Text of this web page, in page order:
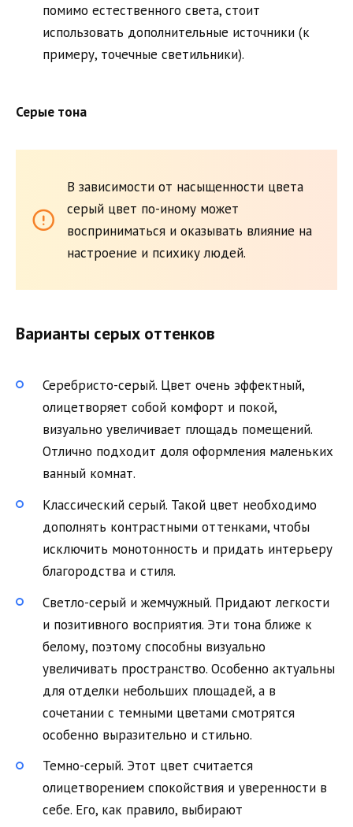
помимо естественного света, стоит
использовать дополнительные источники (к
примеру, точечные светильники).
Серые тона
В зависимости от насыщенности цвета
серый цвет по-иному может
восприниматься и оказывать влияние на
настроение и психику людей.
Варианты серых оттенков
Серебристо-серый. Цвет очень эффектный,
олицетворяет собой комфорт и покой,
визуально увеличивает площадь помещений.
Отлично подходит доля оформления маленьких
ванный комнат.
Классический серый. Такой цвет необходимо
дополнять контрастными оттенками, чтобы
исключить монотонность и придать интерьеру
благородства и стиля.
Светло-серый и жемчужный. Придают легкости
и позитивного восприятия. Эти тона ближе к
белому, поэтому способны визуально
увеличивать пространство. Особенно актуальны
для отделки небольших площадей, а в
сочетании с темными цветами смотрятся
особенно выразительно и стильно.
Темно-серый. Этот цвет считается
олицетворением спокойствия и уверенности в
себе. Его, как правило, выбирают